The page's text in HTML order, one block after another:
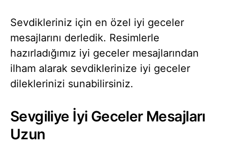
Sevdikleriniz için en özel iyi geceler
mesajlarını derledik. Resimlerle
hazırladığımız iyi geceler mesajlarından
ilham alarak sevdiklerinize iyi geceler
dileklerinizi sunabilirsiniz.
Sevgiliye İyi Geceler Mesajları
Uzun